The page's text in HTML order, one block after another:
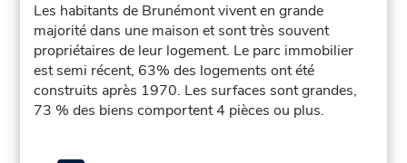
Les habitants de Brunémont vivent en grande
majorité dans une maison et sont très souvent
propriétaires de leur logement. Le parc immobilier
est semi récent, 63% des logements ont été
construits après 1970. Les surfaces sont grandes,
73 % des biens comportent 4 pièces ou plus.